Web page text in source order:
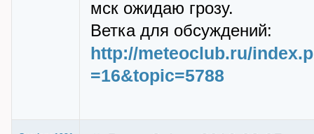
мск ожидаю грозу.
Ветка для обсуждений:
http://meteoclub.ru/
=16&topic=5788